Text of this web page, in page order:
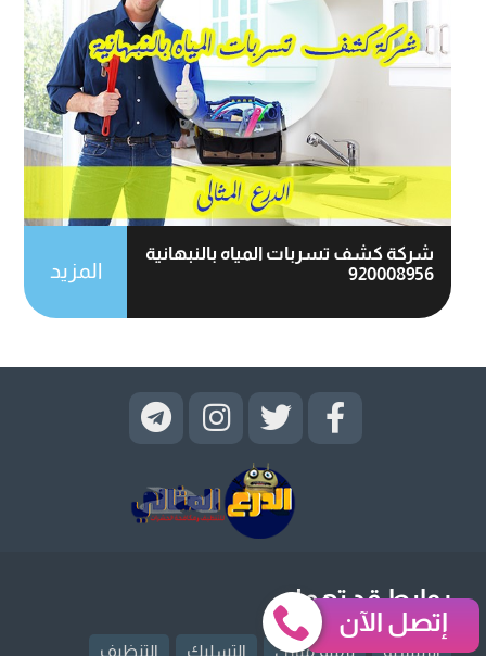
شركة كشف تسربات المياه بالنبهانية
920008956
المزيد
روابط قد تهمك
الرئيسية ترميم منازل التسليك التنظيف
إتصل الآن